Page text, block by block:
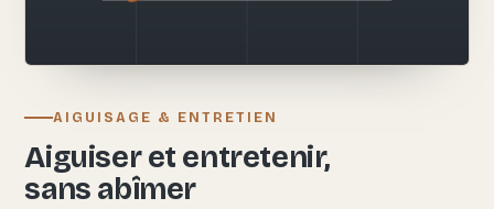
AIGUISAGE & ENTRETIEN
Aiguiser et entretenir,
sans abîmer